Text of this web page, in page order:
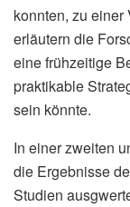
konnten, zu
erläutern die
eine frühzeitige
praktikable
sein könnte.
In einer zweiten
die Ergebnisse
Studien